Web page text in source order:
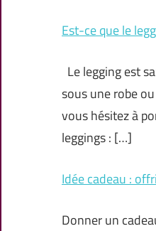
Est-ce que le
Le legging est
sous une robe
vous hésitez à
leggings : […]
Idée cadeau :
Donner un